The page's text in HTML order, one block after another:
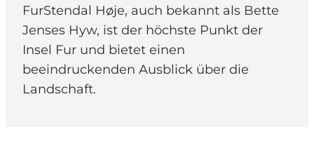
FurStendal Høje, auch bekannt als Bette
Jenses Hyw, ist der höchste Punkt der
Insel Fur und bietet einen
beeindruckenden Ausblick über die
Landschaft.